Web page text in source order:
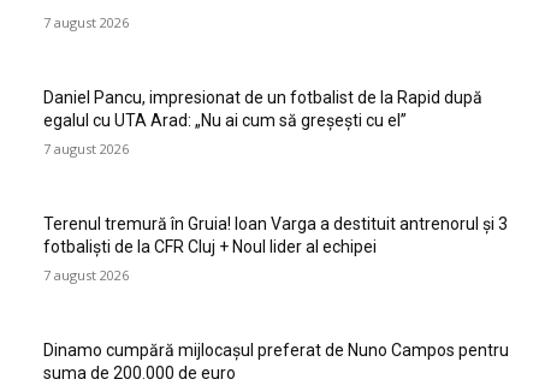
7 august 2026
Daniel Pancu, impresionat de un fotbalist de la Rapid după
egalul cu UTA Arad: „Nu ai cum să greșești cu el”
7 august 2026
Terenul tremură în Gruia! Ioan Varga a destituit antrenorul și 3
fotbaliști de la CFR Cluj + Noul lider al echipei
7 august 2026
Dinamo cumpără mijlocașul preferat de Nuno Campos pentru
suma de 200.000 de euro